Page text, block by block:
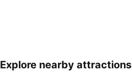
Ανάπτυξη χάρτη
Explore nearby attractions